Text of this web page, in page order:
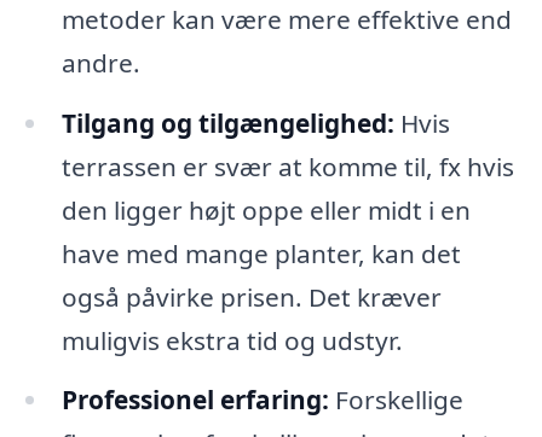
metoder kan være mere effektive end
andre.
Tilgang og tilgængelighed: Hvis
terrassen er svær at komme til, fx hvis
den ligger højt oppe eller midt i en
have med mange planter, kan det
også påvirke prisen. Det kræver
muligvis ekstra tid og udstyr.
Professionel erfaring: Forskellige